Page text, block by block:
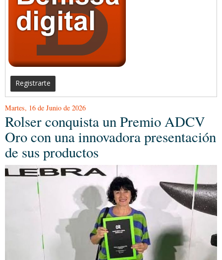
Registrarte
Martes, 16 de Junio de 2026
Rolser conquista un Premio ADCV
Oro con una innovadora presentación
de sus productos